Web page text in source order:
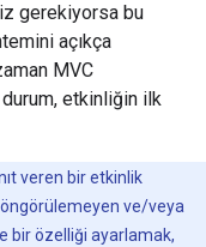
gerekiyorsa bu
açıkça
MVC
durum, etkinliğin ilk
veren bir etkinlik
ve/veya
bir özelliği ayarlamak,